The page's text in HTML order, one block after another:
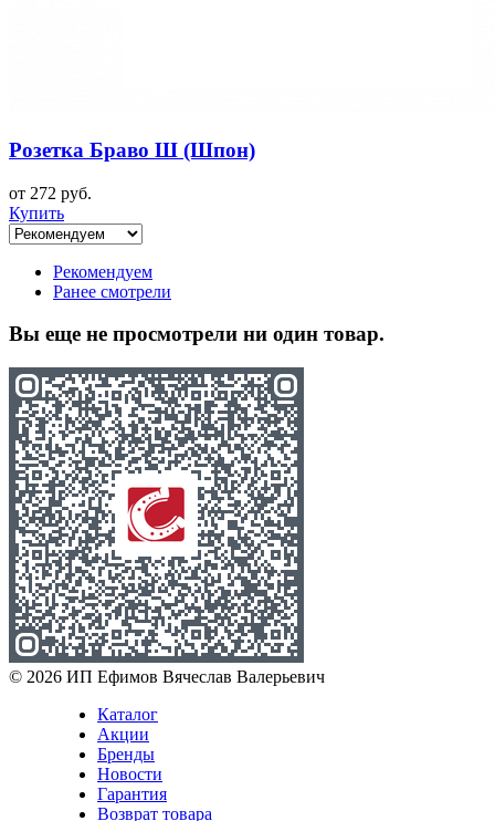
Розетка Браво Ш (Шпон)
от 272 руб.
Купить
Рекомендуем
Ранее смотрели
Вы еще не просмотрели ни один товар.
© 2026 ИП Ефимов Вячеслав Валерьевич
Каталог
Акции
Бренды
Новости
Гарантия
Возврат товара